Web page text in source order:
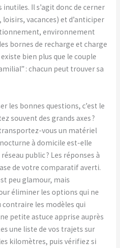
Il s’agit donc de cerner
vacances) et d’anticiper
environnement
bornes de recharge et charge
bien plus que le couple
: chacun peut trouver sa
les bonnes questions, c’est le
souvent des grands axes ?
vous un matériel
à domicile est-elle
public ? Les réponses à
de votre comparatif averti.
peu glamour, mais
éliminer les options qui ne
les modèles qui
petite astuce apprise auprès
une liste de vos trajets sur
kilomètres, puis vérifiez si